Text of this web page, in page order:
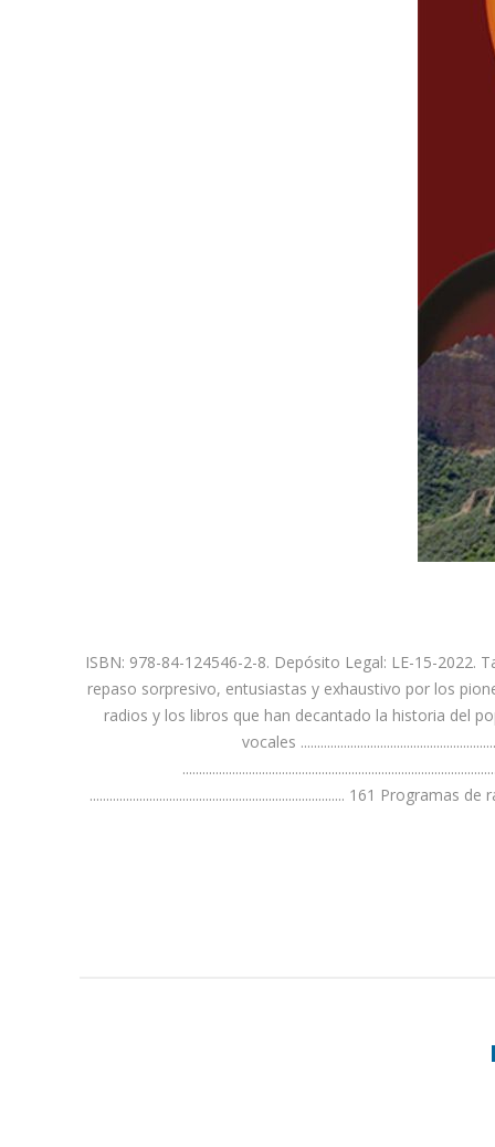
ISBN: 978-84-124546-2-8. Depósito Legal: LE-15-2022.
repaso sorpresivo, entusiastas y exhaustivo por los
radios y los libros que han decantado la historia del pop y
vocales
............................................................................. 161 Programas de